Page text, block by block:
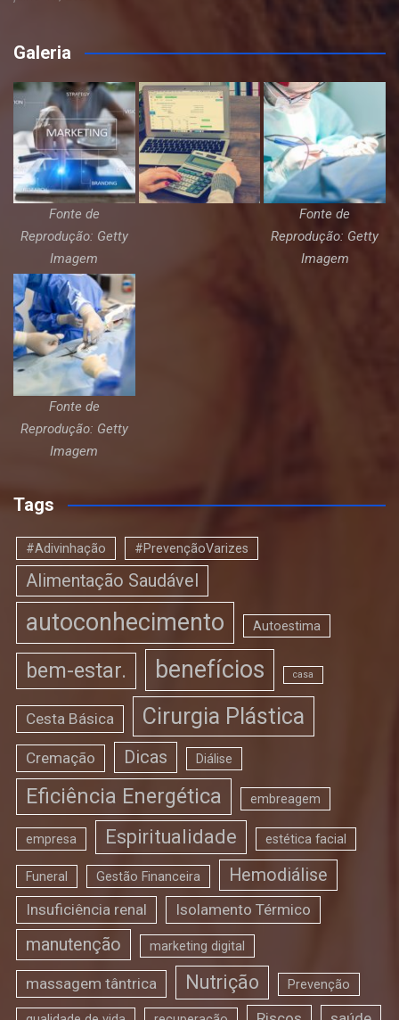
Galeria
Fonte de
Reprodução: Getty
Imagem
Fonte de
Reprodução: Getty
Imagem
Fonte de
Reprodução: Getty
Imagem
Tags
#Adivinhação #PrevençãoVarizes
Alimentação Saudável
autoconhecimento Autoestima
bem-estar. benefícios casa
Cesta Básica Cirurgia Plástica
Cremação Dicas Diálise
Eficiência Energética embreagem
empresa Espiritualidade estética facial
Funeral Gestão Financeira Hemodiálise
Insuficiência renal Isolamento Térmico
manutenção marketing digital
massagem tântrica Nutrição Prevenção